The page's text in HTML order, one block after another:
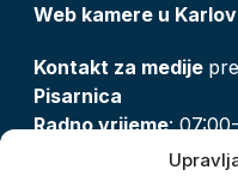
Web kamere u
Kontakt za medije
Pisarnica
Radno vrijeme: